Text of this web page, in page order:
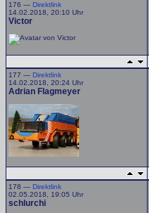
176 — Direktlink
14.02.2018, 20:10 Uhr
Victor
177 — Direktlink
14.02.2018, 20:24 Uhr
Adrian Flagmeyer
178 — Direktlink
02.05.2018, 19:05 Uhr
schlurchi